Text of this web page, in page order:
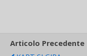
Articolo Precedente